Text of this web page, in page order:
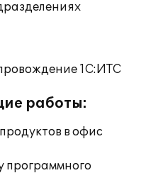
1С:ИТС
работы:
в офис
программного